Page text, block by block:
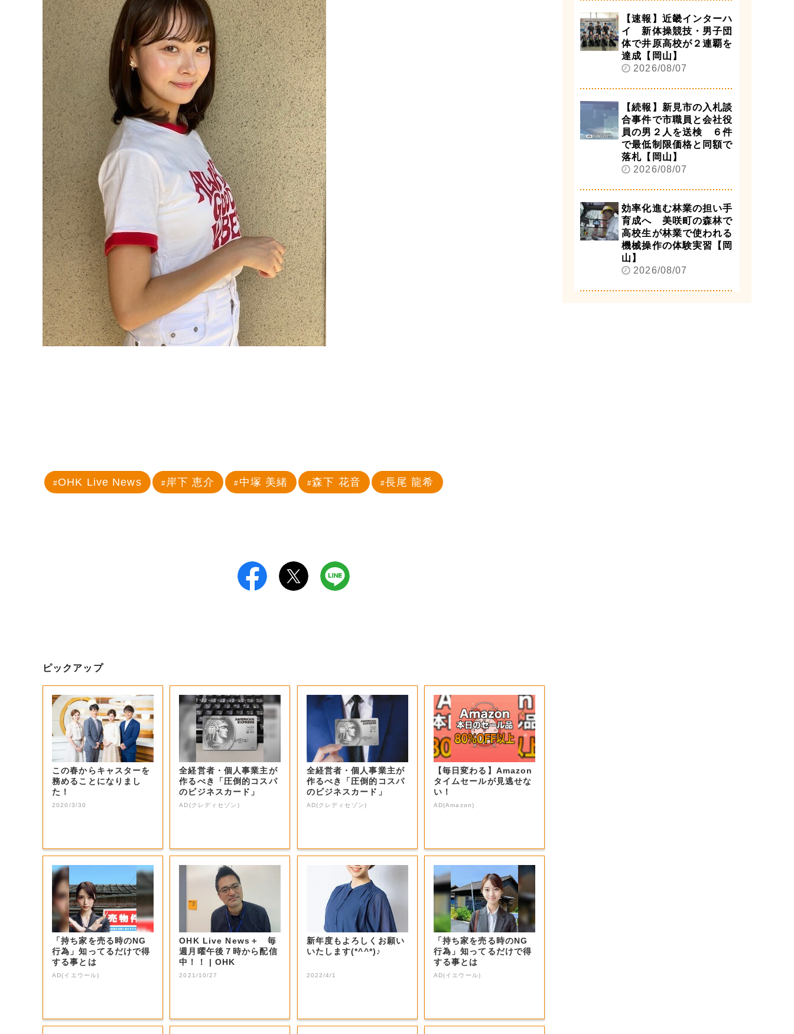
OHK Live News 岸下 恵介 中塚 美緒 森下 花音 長尾 龍希
ピックアップ
この春からキャスターを
務めることになりまし
た！
2020/3/30
全経営者・個人事業主が
作るべき「圧倒的コスパ
のビジネスカード」
AD(クレディセゾン)
全経営者・個人事業主が
作るべき「圧倒的コスパ
のビジネスカード」
AD(クレディセゾン)
【毎日変わる】Amazon
タイムセールが見逃せな
い！
AD(Amazon)
「持ち家を売る時のNG
行為」知ってるだけで得
する事とは
AD(イエウール)
OHK Live News＋ 毎
週月曜午後７時から配信
中！！ | OHK
2021/10/27
新年度もよろしくお願い
いたします(*^^*)♪
2022/4/1
「持ち家を売る時のNG
行為」知ってるだけで得
する事とは
AD(イエウール)
【速報】近畿インターハ
イ 新体操競技・男子団
体で井原高校が２連覇を
達成【岡山】
2026/08/07
【続報】新見市の入札談
合事件で市職員と会社役
員の男２人を送検 ６件
で最低制限価格と同額で
落札【岡山】
2026/08/07
効率化進む林業の担い手
育成へ 美咲町の森林で
高校生が林業で使われる
機械操作の体験実習【岡
山】
2026/08/07